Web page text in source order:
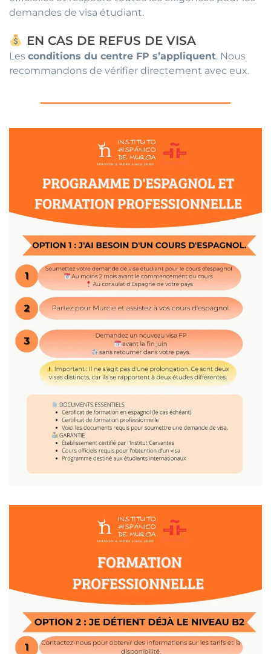
demandes de visa étudiant.
EN CAS DE REFUS DE VISA
Les conditions du centre FP s’appliquent. Nous
recommandons de vérifier directement avec eux.